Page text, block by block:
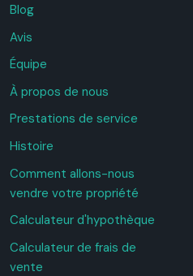
Blog
Avis
Équipe
À propos de nous
Prestations de service
Histoire
Comment allons-nous
vendre votre propriété
Calculateur d'hypothèque
Calculateur de frais de
vente